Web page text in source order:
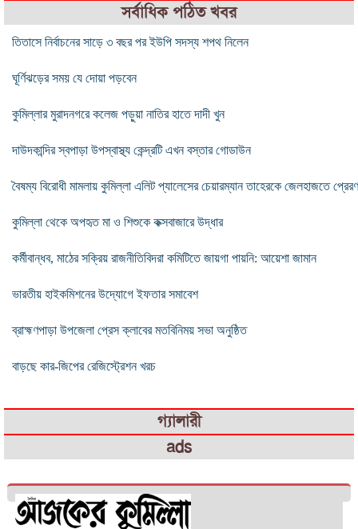
সর্বাধিক পঠিত খবর
তিতাসে নির্বাচনের সাড়ে ৩ বছর পর ইউপি সদস্য শপথ নিলেন
ঘূর্ণিঝড়ের সময় যে দোয়া পড়বেন
কুমিল্লার মুরাদনগরে কলেজ পড়ুয়া নাতির হাতে দাদী খুন
দাউদকান্দির স্বপাড়া উপস্বাস্থ্য কেন্দ্রটি এখন বস্তার গোডাউন
বৈষম্য বিরোধী মামলায় কুমিল্লা এলিট প্যালেসের চেয়ারম্যান তাহেরকে জেলহাজতে প্রেরণ
কুমিল্লা থেকে অপহৃত মা ও শিশুকে কক্সবাজারে উদ্ধার
কর্মীবান্ধব, মাঠের সক্রিয় রাজনীতিবিদরা কমিটিতে জায়গা পায়নি: আয়েশা জামান
ভারতীয় হাইকমিশনের উদ্যোগে ইফতার সমাবেশ
ব্রাহ্মণপাড়া উপজেলা প্রেস ক্লাবের মতবিনিময় সভা অনুষ্ঠিত
বাড়ছে কার-জিপের রেজিস্ট্রেশন খরচ
গ্যালারী
ads